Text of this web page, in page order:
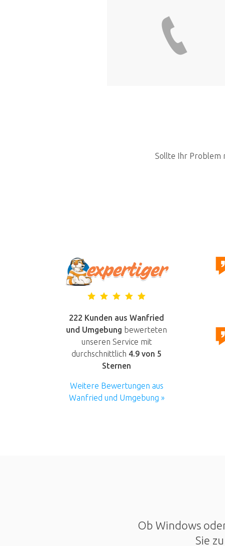
Sollte Ihr Problem
222 Kunden aus Wanfried
und Umgebung bewerteten
unseren Service mit
durchschnittlich 4.9 von 5
Sternen
Weitere Bewertungen aus
Wanfried und Umgebung »
Ob Windows
Sie